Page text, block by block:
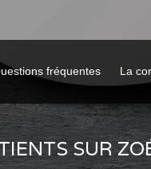
fréquentes La
SUR